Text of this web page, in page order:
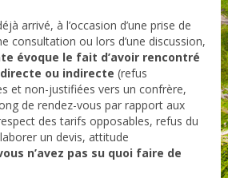
arrivé, à l’occasion d’une prise de
consultation ou lors d’une discussion,
évoque le fait d’avoir rencontré
ou indirecte (refus
et non-justifiées vers un confrère,
de rendez-vous par rapport aux
des tarifs opposables, refus du
un devis, attitude
n’avez pas su quoi faire de